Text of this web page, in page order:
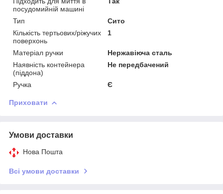
посудомийній машині
Тип
Сито
Кількість тертьових/ріжучих
поверхонь
1
Матеріал ручки
Нержавіюча сталь
Наявність контейнера
(піддона)
Не передбачений
Ручка Є
Приховати
Умови доставки
Нова Пошта
Всі умови доставки